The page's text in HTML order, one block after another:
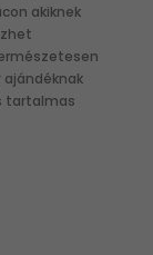
akiknek
tartalmas